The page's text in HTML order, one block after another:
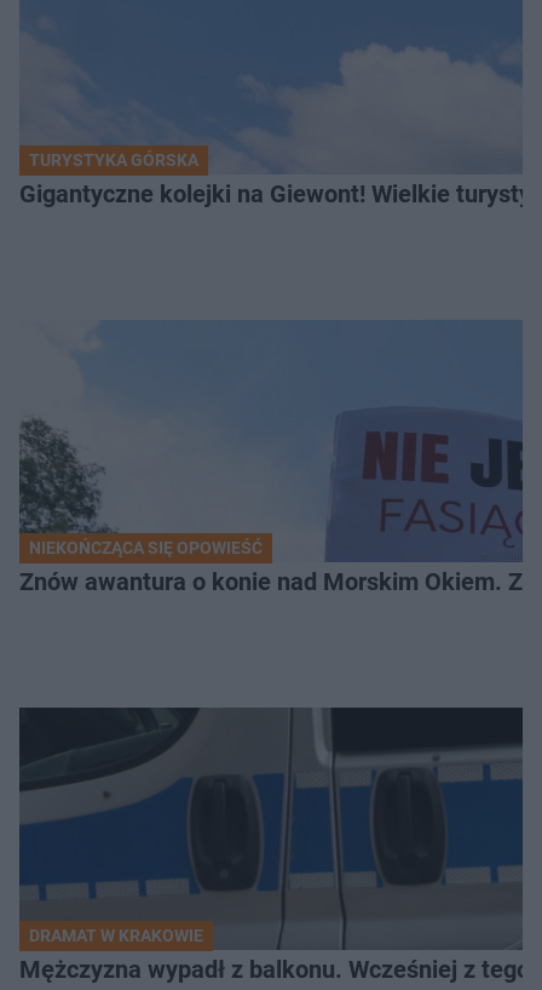
TURYSTYKA GÓRSKA
Gigantyczne kolejki na Giewont! Wielkie
NIEKOŃCZĄCA SIĘ OPOWIEŚĆ
Znów awantura o konie nad Morskim Okiem.
DRAMAT W KRAKOWIE
Mężczyzna wypadł z balkonu. Wcześniej z